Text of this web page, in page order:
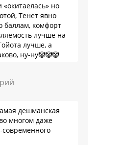
«окитаелась» но
Тенет явно
баллам, комфорт
лучше на
лучше, а
ну-ну🤡🤡🤡
дешманская
многом даже